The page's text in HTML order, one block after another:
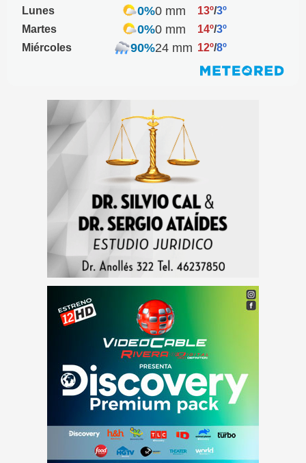
Lunes
0%0 mm 13º/3º
Martes
0%0 mm 14º/3º
Miércoles
90%24 mm 12º/8º